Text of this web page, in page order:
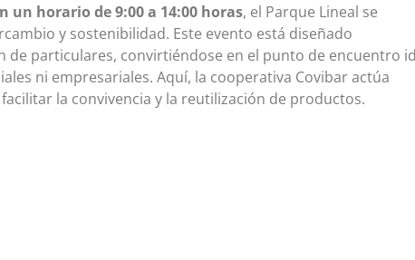
un horario de 9:00 a 14:00 horas, el Parque Lineal se
y sostenibilidad. Este evento está diseñado
de particulares, convirtiéndose en el punto de encuentro
ni empresariales. Aquí, la cooperativa Covibar actúa
la convivencia y la reutilización de productos.